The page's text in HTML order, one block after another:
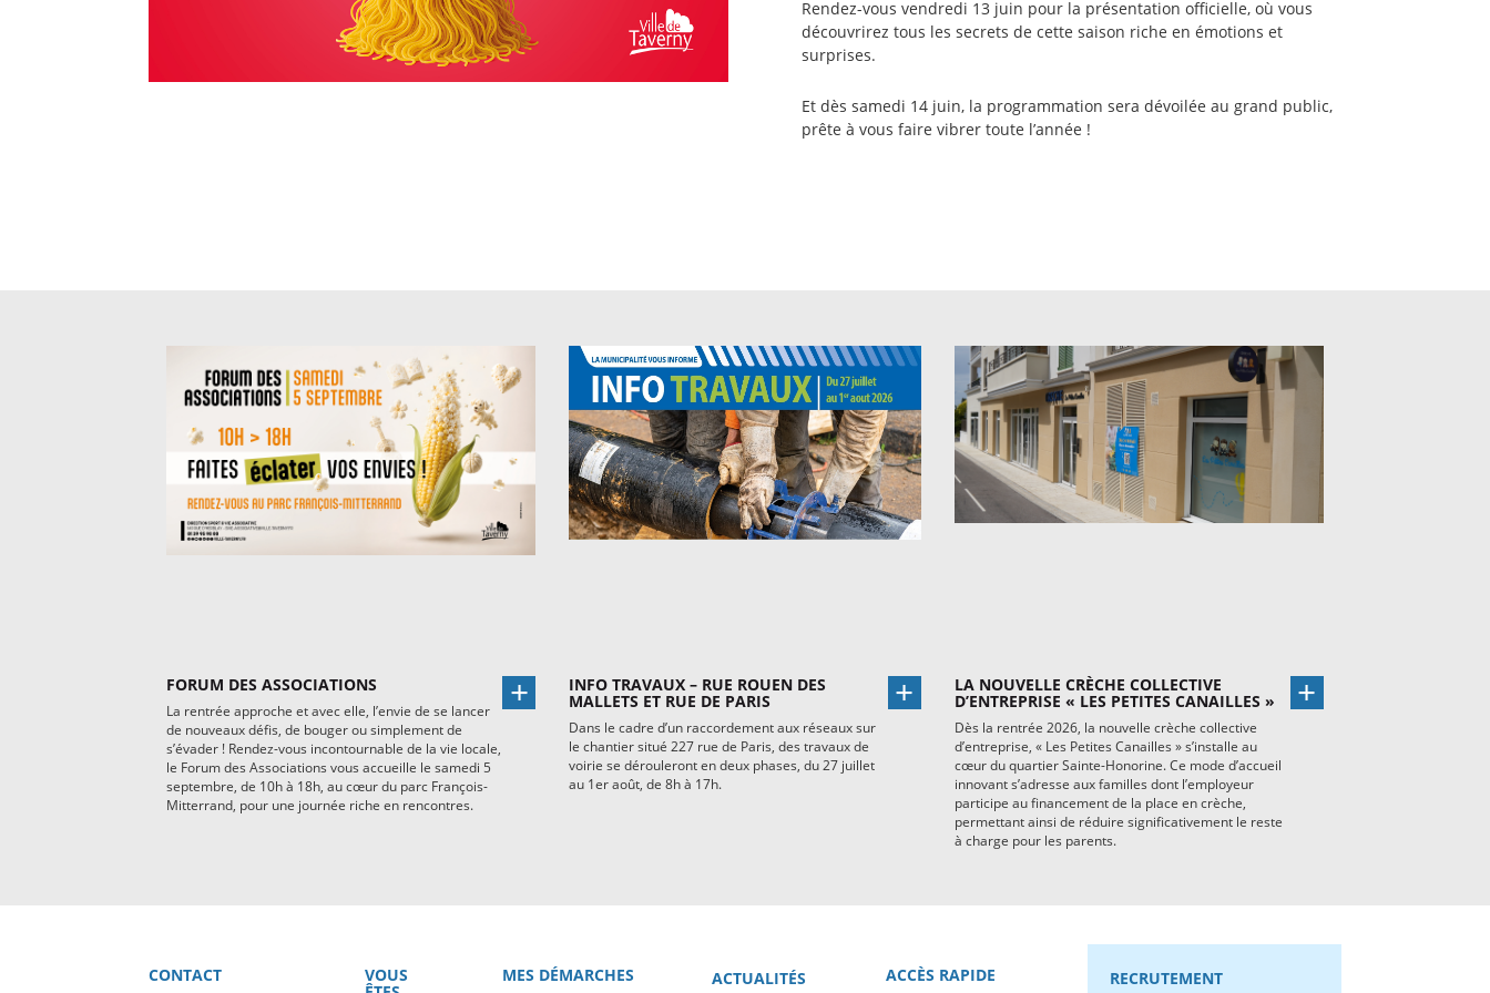
Rendez-vous vendredi 13 juin pour la présentation officielle, où vous
découvrirez tous les secrets de cette saison riche en émotions et
surprises.
Et dès samedi 14 juin, la programmation sera dévoilée au grand public,
prête à vous faire vibrer toute l’année !
FORUM DES ASSOCIATIONS
La rentrée approche et avec elle, l’envie de se lancer
de nouveaux défis, de bouger ou simplement de
s’évader ! Rendez-vous incontournable de la vie locale,
le Forum des Associations vous accueille le samedi 5
septembre, de 10h à 18h, au cœur du parc François-
Mitterrand, pour une journée riche en rencontres.
INFO TRAVAUX – RUE ROUEN DES
MALLETS ET RUE DE PARIS
Dans le cadre d’un raccordement aux réseaux sur
le chantier situé 227 rue de Paris, des travaux de
voirie se dérouleront en deux phases, du 27 juillet
au 1er août, de 8h à 17h.
LA NOUVELLE CRÈCHE COLLECTIVE
D’ENTREPRISE « LES PETITES CANAILLES »
Dès la rentrée 2026, la nouvelle crèche collective
d’entreprise, « Les Petites Canailles » s’installe au
cœur du quartier Sainte-Honorine. Ce mode d’accueil
innovant s’adresse aux familles dont l’employeur
participe au financement de la place en crèche,
permettant ainsi de réduire significativement le reste
à charge pour les parents.
CONTACT VOUS MES DÉMARCHES ACTUALITÉS ACCÈS RAPIDE RECRUTEMENT